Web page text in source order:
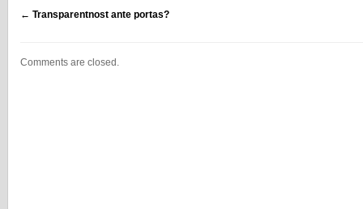
← Transparentnost ante portas?
Comments are closed.